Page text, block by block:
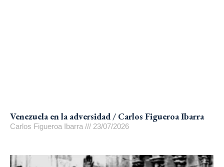
Venezuela en la adversidad / Carlos Figueroa Ibarra
Carlos Figueroa Ibarra 23/07/2026